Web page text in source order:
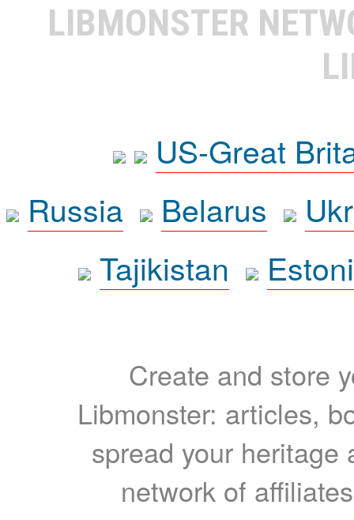
LIBMONSTER
US-Great
Russia
Belarus
Tajikistan
Create and store
Libmonster: articles,
spread your heritage
network of